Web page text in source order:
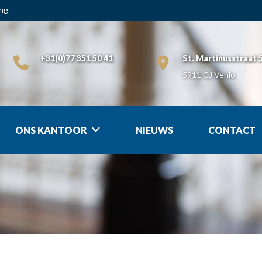
+31(0)77 351 50 41
St. Martinusstraat
5911 CJ Venlo
Ondernemingen
Aanbestedings-en Staatssteunrecht
Aansprakelijkheid & Schade
ONS KANTOOR NIEUWS CONTACT